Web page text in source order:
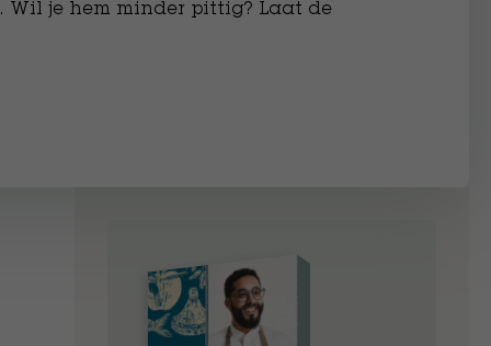
Wil je hem minder pittig? Laat de